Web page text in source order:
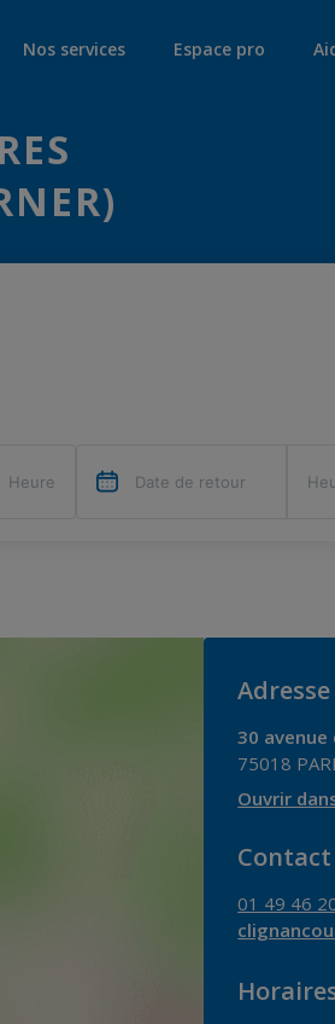
Nos services Espace pro
Adresse
30
75018
Ouvrir
Contact
01 49 46